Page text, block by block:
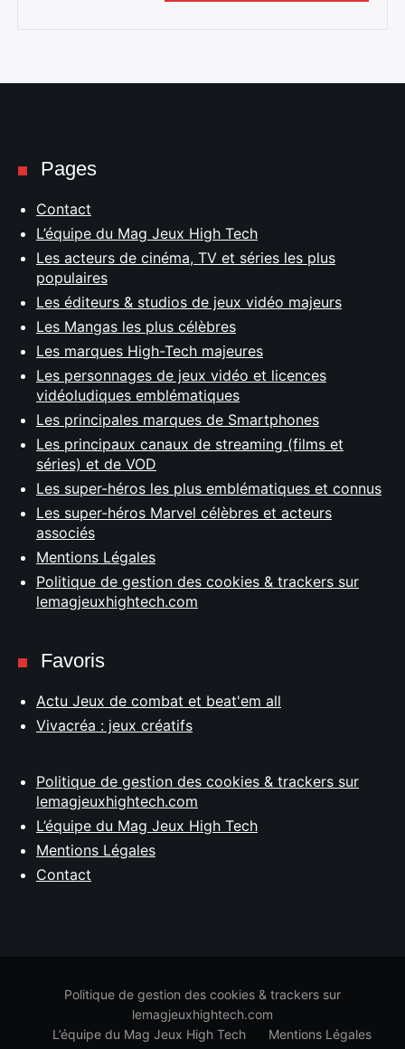
Pages
Contact
L’équipe du Mag Jeux High Tech
Les acteurs de cinéma, TV et séries les plus
populaires
Les éditeurs & studios de jeux vidéo majeurs
Les Mangas les plus célèbres
Les marques High-Tech majeures
Les personnages de jeux vidéo et licences
vidéoludiques emblématiques
Les principales marques de Smartphones
Les principaux canaux de streaming (films et
séries) et de VOD
Les super-héros les plus emblématiques et connus
Les super-héros Marvel célèbres et acteurs
associés
Mentions Légales
Politique de gestion des cookies & trackers sur
lemagjeuxhightech.com
Favoris
Actu Jeux de combat et beat'em all
Vivacréa : jeux créatifs
Politique de gestion des cookies & trackers sur
lemagjeuxhightech.com
L’équipe du Mag Jeux High Tech
Mentions Légales
Contact
Politique de gestion des cookies & trackers sur
lemagjeuxhightech.com
L’équipe du Mag Jeux High Tech
Mentions Légales